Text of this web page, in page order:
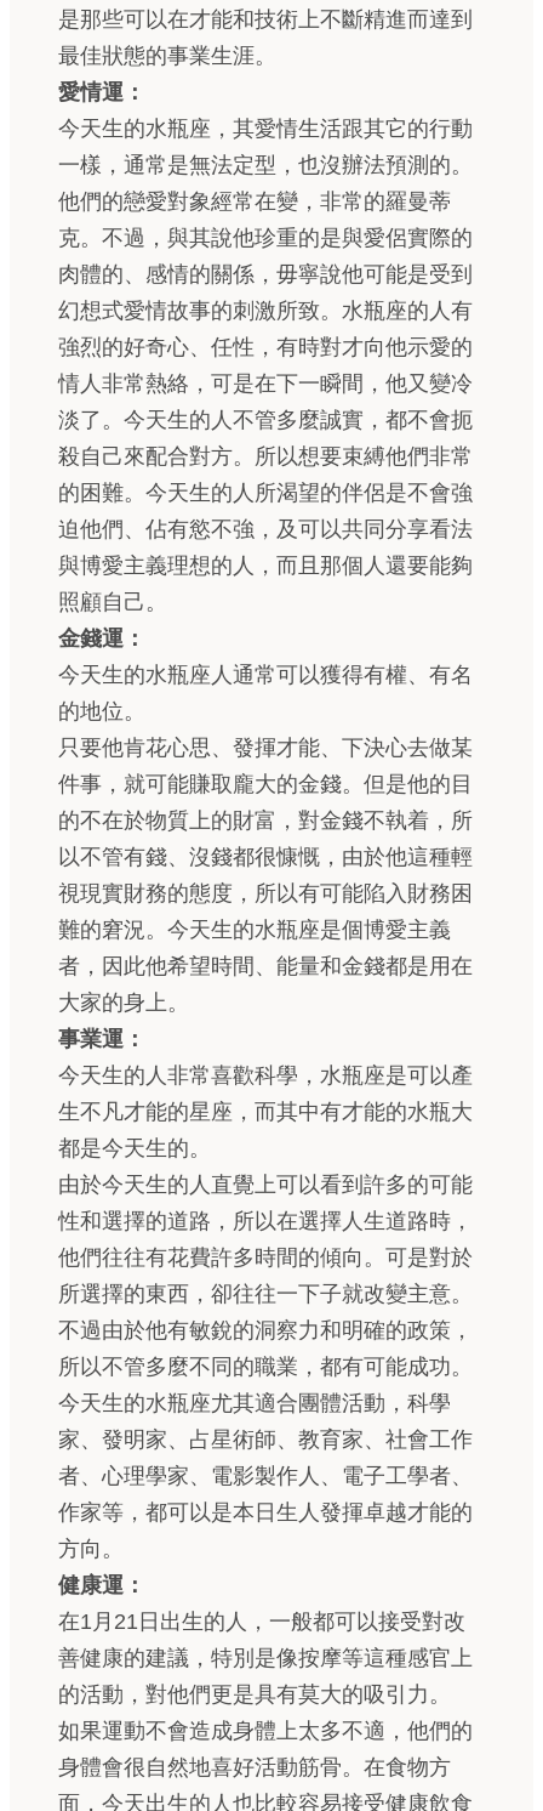
是那些可以在才能和技術上不斷精進而達到
最佳狀態的事業生涯。
愛情運：
今天生的水瓶座，其愛情生活跟其它的行動
一樣，通常是無法定型，也沒辦法預測的。
他們的戀愛對象經常在變，非常的羅曼蒂
克。不過，與其說他珍重的是與愛侶實際的
肉體的、感情的關係，毋寧說他可能是受到
幻想式愛情故事的刺激所致。水瓶座的人有
強烈的好奇心、任性，有時對才向他示愛的
情人非常熱絡，可是在下一瞬間，他又變冷
淡了。今天生的人不管多麼誠實，都不會扼
殺自己來配合對方。所以想要束縛他們非常
的困難。今天生的人所渴望的伴侶是不會強
迫他們、佔有慾不強，及可以共同分享看法
與博愛主義理想的人，而且那個人還要能夠
照顧自己。
金錢運：
今天生的水瓶座人通常可以獲得有權、有名
的地位。
只要他肯花心思、發揮才能、下決心去做某
件事，就可能賺取龐大的金錢。但是他的目
的不在於物質上的財富，對金錢不執着，所
以不管有錢、沒錢都很慷慨，由於他這種輕
視現實財務的態度，所以有可能陷入財務困
難的窘況。今天生的水瓶座是個博愛主義
者，因此他希望時間、能量和金錢都是用在
大家的身上。
事業運：
今天生的人非常喜歡科學，水瓶座是可以產
生不凡才能的星座，而其中有才能的水瓶大
都是今天生的。
由於今天生的人直覺上可以看到許多的可能
性和選擇的道路，所以在選擇人生道路時，
他們往往有花費許多時間的傾向。可是對於
所選擇的東西，卻往往一下子就改變主意。
不過由於他有敏銳的洞察力和明確的政策，
所以不管多麼不同的職業，都有可能成功。
今天生的水瓶座尤其適合團體活動，科學
家、發明家、占星術師、教育家、社會工作
者、心理學家、電影製作人、電子工學者、
作家等，都可以是本日生人發揮卓越才能的
方向。
健康運：
在1月21日出生的人，一般都可以接受對改
善健康的建議，特別是像按摩等這種感官上
的活動，對他們更是具有莫大的吸引力。
如果運動不會造成身體上太多不適，他們的
身體會很自然地喜好活動筋骨。在食物方
面，今天出生的人也比較容易接受健康飲食